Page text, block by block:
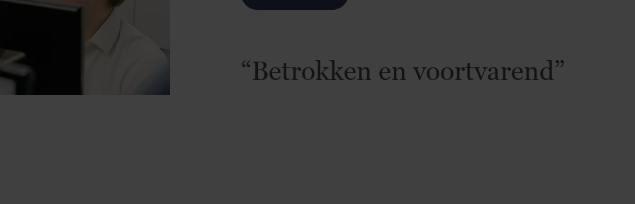
“Betrokken en voortvarend”